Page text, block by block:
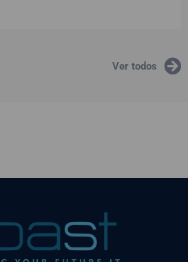
Ver todos